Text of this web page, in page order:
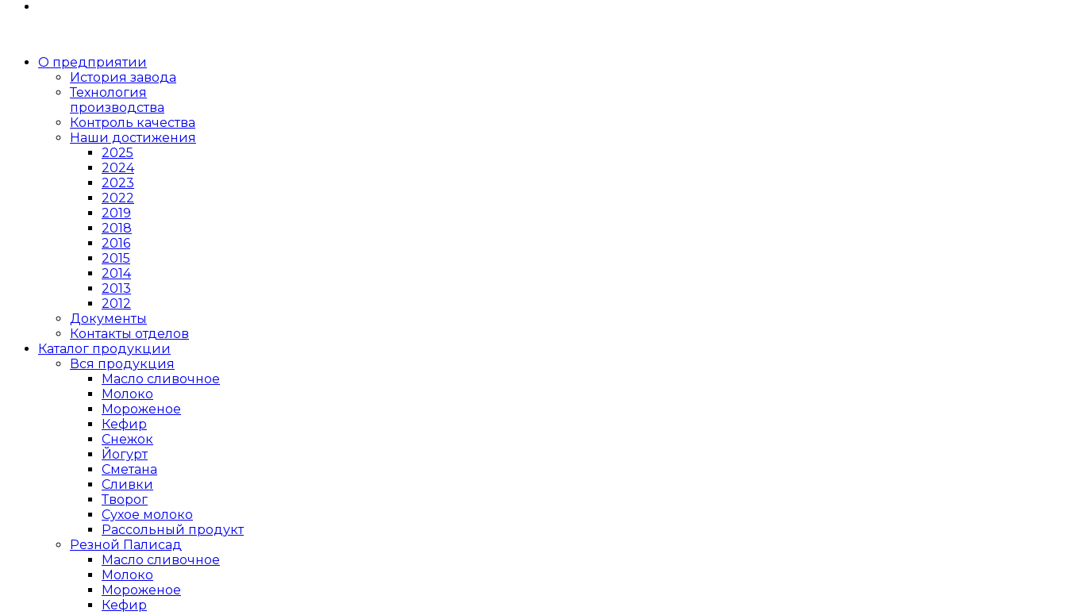
О предприятии
История завода
Технология
производства
Контроль качества
Наши достижения
2025
2024
2023
2022
2019
2018
2016
2015
2014
2013
2012
Документы
Контакты отделов
Каталог продукции
Вся продукция
Масло сливочное
Молоко
Мороженое
Кефир
Снежок
Йогурт
Сметана
Сливки
Творог
Сухое молоко
Рассольный продукт
Резной Палисад
Масло сливочное
Молоко
Мороженое
Кефир